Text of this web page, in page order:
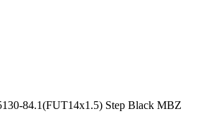
84.1(FUT14x1.5) Step Black MBZ